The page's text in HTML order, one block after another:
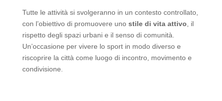
Tutte le attività si svolgeranno in un contesto controllato,
con l’obiettivo di promuovere uno stile di vita attivo, il
rispetto degli spazi urbani e il senso di comunità.
Un’occasione per vivere lo sport in modo diverso e
riscoprire la città come luogo di incontro, movimento e
condivisione.